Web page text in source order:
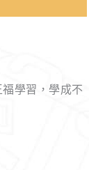
學習，學成不